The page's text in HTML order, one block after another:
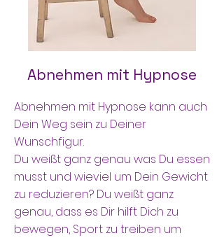
Abnehmen mit Hypnose
Abnehmen mit Hypnose kann auch
Dein Weg sein zu Deiner
Wunschfigur.
Du weißt ganz genau was Du essen
musst und wieviel um Dein Gewicht
zu reduzieren? Du weißt ganz
genau, dass es Dir hilft Dich zu
bewegen, Sport zu treiben um